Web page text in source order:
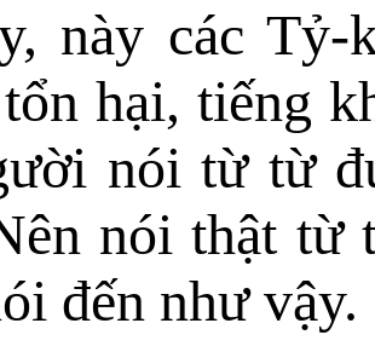
này các
hại, tiếng
nói từ từ
nói thật từ
đến như vậy.